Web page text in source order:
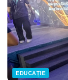
EDUCAȚIE